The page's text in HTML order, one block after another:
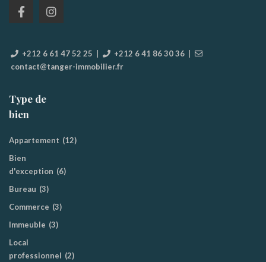
+212 6 61 47 52 25 +212 6 41 86 30 36
contact@tanger-immobilier.fr
Type de
bien
Appartement (12)
Bien
d'exception (6)
Bureau (3)
Commerce (3)
Immeuble (3)
Local
professionnel (2)